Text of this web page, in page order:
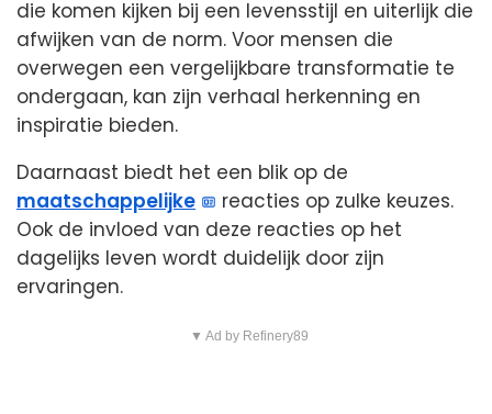
die komen kijken bij een levensstijl en uiterlijk die
afwijken van de norm. Voor mensen die
overwegen een vergelijkbare transformatie te
ondergaan, kan zijn verhaal herkenning en
inspiratie bieden.
Daarnaast biedt het een blik op de
maatschappelijke
reacties op zulke keuzes.
Ook de invloed van deze reacties op het
dagelijks leven wordt duidelijk door zijn
ervaringen.
▼ Ad by Refinery89